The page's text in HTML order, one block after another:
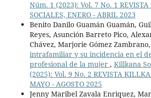
Núm. 1 (2023): Vol. 7 No. 1
SOCIALES, ENERO - ABRIL 2023
Benito Danilo Guamán Guamán,
Reyes, Asunción Barreto Pico,
Chávez, Marjorie Gómez Zambrano,
intrafamiliar y su incidencia en el
profesional de la mujer , Killkana
(2025): Vol. 9 No. 2 REVISTA
MAYO - AGOSTO 2025
Jenny Maribel Zavala Enriquez,